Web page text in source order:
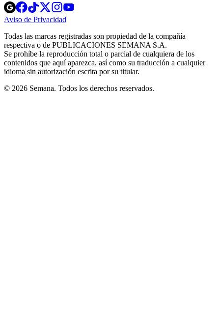
Opens
in
new
Opens
in
new
Opens
in
new
window
Opens
new
windowwindow
Aviso de Privacidad
new
window
Todas las marcas registradas son propiedad de la compañía
respectiva o de PUBLICACIONES SEMANA S.A.
Se prohíbe la reproducción total o parcial de cualquiera de los
contenidos que aquí aparezca, así como su traducción a cualquier
idioma sin autorización escrita por su titular.
© 2026 Semana. Todos los derechos reservados.